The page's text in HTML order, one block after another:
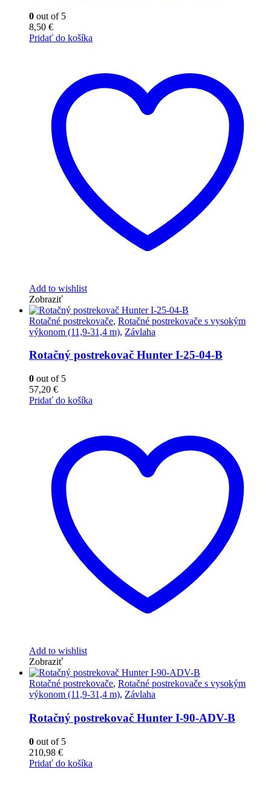
0 out of 5
8,50 €
Pridať do košíka
Add to wishlist
Zobraziť
Rotačné postrekovače, Rotačné postrekovače s vysokým
výkonom (11,9-31,4 m), Závlaha
Rotačný postrekovač Hunter I-25-04-B
0 out of 5
57,20 €
Pridať do košíka
Add to wishlist
Zobraziť
Rotačné postrekovače, Rotačné postrekovače s vysokým
výkonom (11,9-31,4 m), Závlaha
Rotačný postrekovač Hunter I-90-ADV-B
0 out of 5
210,98 €
Pridať do košíka